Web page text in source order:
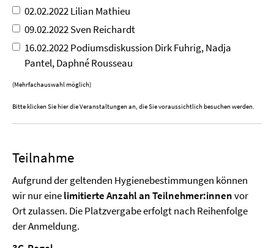
02.02.2022 Lilian Mathieu
09.02.2022 Sven Reichardt
16.02.2022 Podiumsdiskussion Dirk Fuhrig, Nadja
Pantel, Daphné Rousseau
(Mehrfachauswahl möglich)
Bitte klicken Sie hier die Veranstaltungen an, die Sie voraussichtlich besuchen werden.
Teilnahme
Aufgrund der geltenden Hygienebestimmungen können
wir nur einelimitierte Anzahl an Teilnehmer:innenvor
Ort zulassen. Die Platzvergabe erfolgt nach Reihenfolge
der Anmeldung.